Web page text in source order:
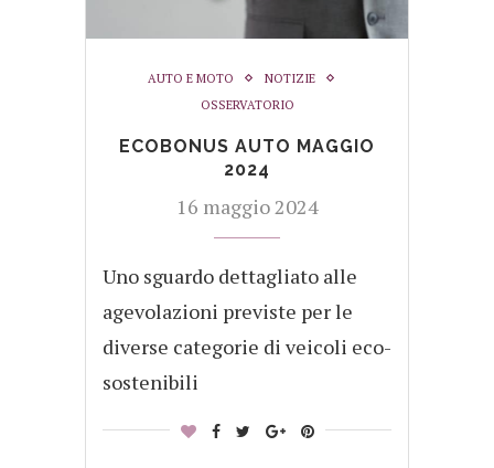
AUTO E MOTO
NOTIZIE
OSSERVATORIO
ECOBONUS AUTO MAGGIO
2024
16 maggio 2024
Uno sguardo dettagliato alle
agevolazioni previste per le
diverse categorie di veicoli eco-
sostenibili